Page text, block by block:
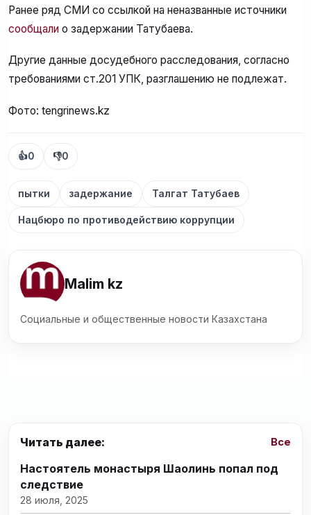
Ранее ряд СМИ со ссылкой на неназванные источники
сообщали о задержании Татубаева.
Другие данные досудебного расследования, согласно
требованиями ст.201 УПК, разглашению не подлежат.
Фото: tengrinews.kz
👍0 👎0
пытки задержание Талгат Татубаев
Нацбюро по противодействию коррупции
Malim kz
Социальные и общественные новости Казахстана
Читать далее: Все
Настоятель монастыря Шаолинь попал под
следствие
28 июля, 2025